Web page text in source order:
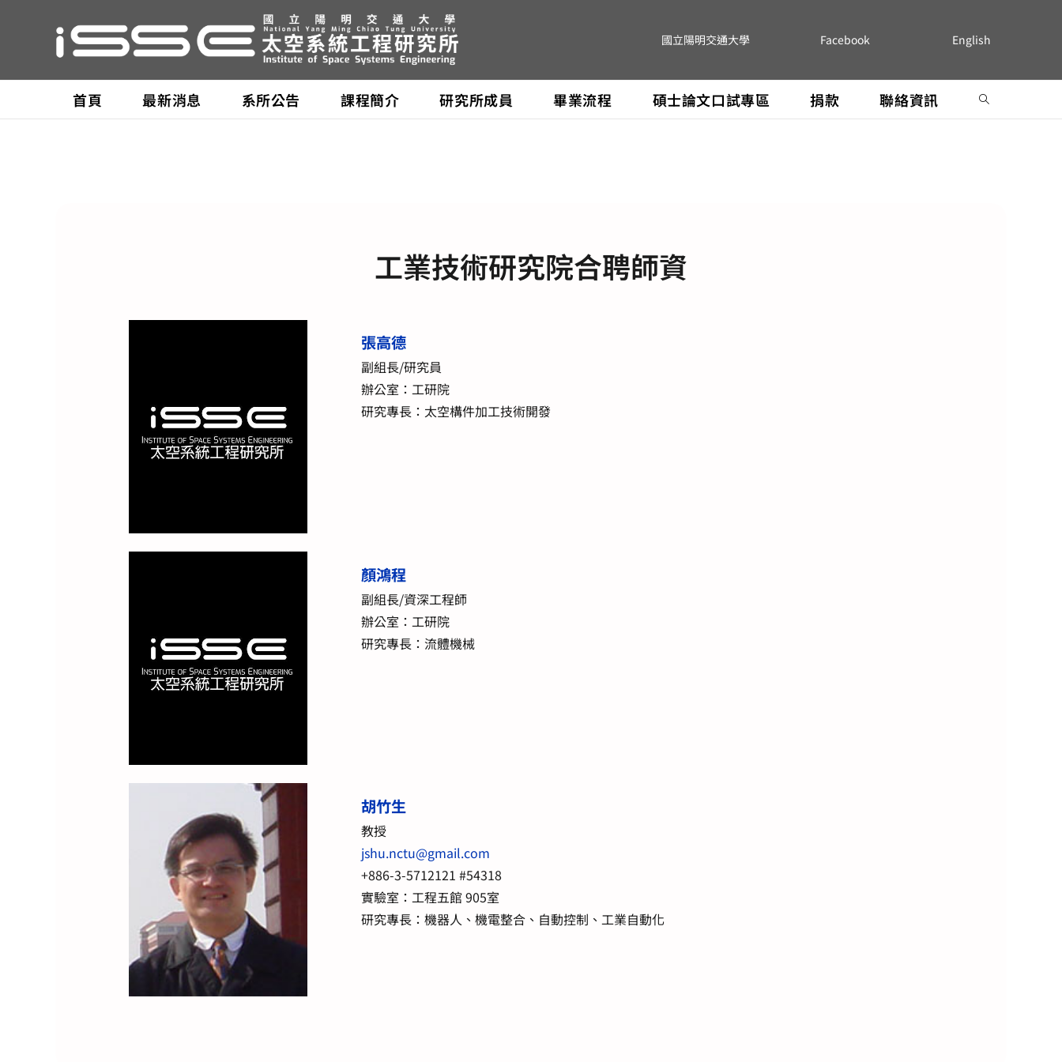
國立陽明交通大學 Facebook English
首頁 最新消息 系所公告 課程簡介 研究所成員 畢業流程 碩士論文口試專區 捐款 聯絡資訊
工業技術研究院合聘師資
張高德
副組長/研究員
辦公室：工研院
研究專長：太空構件加工技術開發
顏鴻程
副組長/資深工程師
辦公室：工研院
研究專長：流體機械
胡竹生
教授
jshu.nctu@gmail.com
+886-3-5712121 #54318
實驗室：工程五館 905室
研究專長：機器人、機電整合、自動控制、工業自動化